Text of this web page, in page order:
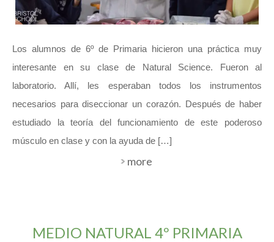
Los alumnos de 6º de Primaria hicieron una práctica muy
interesante en su clase de Natural Science. Fueron al
laboratorio. Allí, les esperaban todos los instrumentos
necesarios para diseccionar un corazón. Después de haber
estudiado la teoría del funcionamiento de este poderoso
músculo en clase y con la ayuda de […]
more
MEDIO NATURAL 4º PRIMARIA